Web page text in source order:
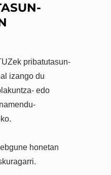
pribatutasun-
izango du
edo
honetan